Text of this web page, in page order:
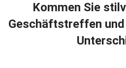
Kommen Sie
Geschäftstreffen und